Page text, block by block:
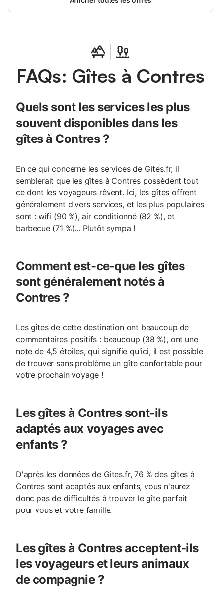
FAQs: Gîtes à Contres
Quels sont les services les plus
souvent disponibles dans les
gîtes à Contres ?
En ce qui concerne les services de Gites.fr, il
semblerait que les gîtes à Contres possèdent tout
ce dont les voyageurs rêvent. Ici, les gîtes offrent
généralement divers services, et les plus populaires
sont : wifi (90 %), air conditionné (82 %), et
barbecue (71 %)... Plutôt sympa !
Comment est-ce-que les gîtes
sont généralement notés à
Contres ?
Les gîtes de cette destination ont beaucoup de
commentaires positifs : beaucoup (38 %), ont une
note de 4,5 étoiles, qui signifie qu'ici, il est possible
de trouver sans problème un gîte confortable pour
votre prochain voyage !
Les gîtes à Contres sont-ils
adaptés aux voyages avec
enfants ?
D'après les données de Gites.fr, 76 % des gîtes à
Contres sont adaptés aux enfants, vous n'aurez
donc pas de difficultés à trouver le gîte parfait
pour vous et votre famille.
Les gîtes à Contres acceptent-ils
les voyageurs et leurs animaux
de compagnie ?